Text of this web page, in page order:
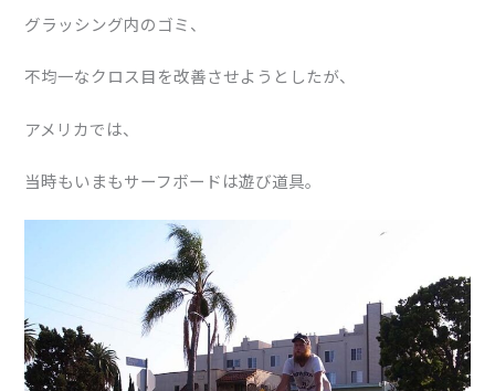
グラッシング内のゴミ、
不均一なクロス目を改善させようとしたが、
アメリカでは、
当時もいまもサーフボードは遊び道具。